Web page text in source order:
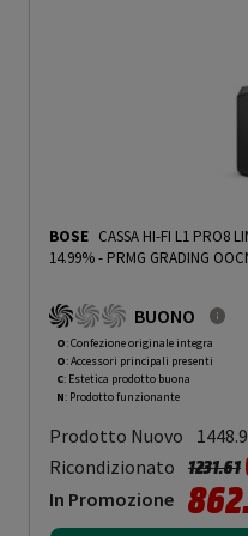
BOSE CASSA HI-FI L1 PRO8
14.99%- PRMG GRADING
BUONO
O: Confezione originale integra
O: Accessori principali presenti
C: Estetica prodotto buona
N: Prodotto funzionante
Prodotto Nuovo
Ricondizionato Prezzo
1231.61a
In Promozione